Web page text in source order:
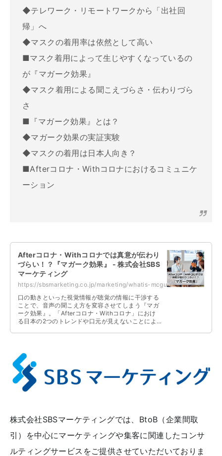
◆テレワーク・リモートワークから「出社回
帰」へ
◆マスクの着用率は依然として高い
■マスク着用によって生じやすくなっているの
が『マガーク効果』
◆マスク着用による聞こえづらさ・伝わりづら
さ
■『マガーク効果』とは？
◆マガーク効果の実証実験
◆マスクの着用は日本人向き？
■Afterコロナ・Withコロナにおけるコミュニケ
ーション
Afterコロナ・Withコロナでは真意が伝わり
づらい！？『マガーク効果』 - 株式会社SBS
マーケティング
https://sbsmarketing.co.jp/marketing/whatis-mcgurk-effect-2023-09/
口の動きといった視覚情報が聴覚の情報に干渉する
ことで、音声の聞こえ方を変容させてしまう『マガ
ーク効果』。「Afterコロナ・Withコロナ」におけ
る日本の2つのトレンドや口元が見えないことによ
株式会社SBSマーケティングでは、BtoB（企業間取
引）を中心にマーケティングや集客に関連したコンサ
ルティングサービスをご提供させていただいておりま